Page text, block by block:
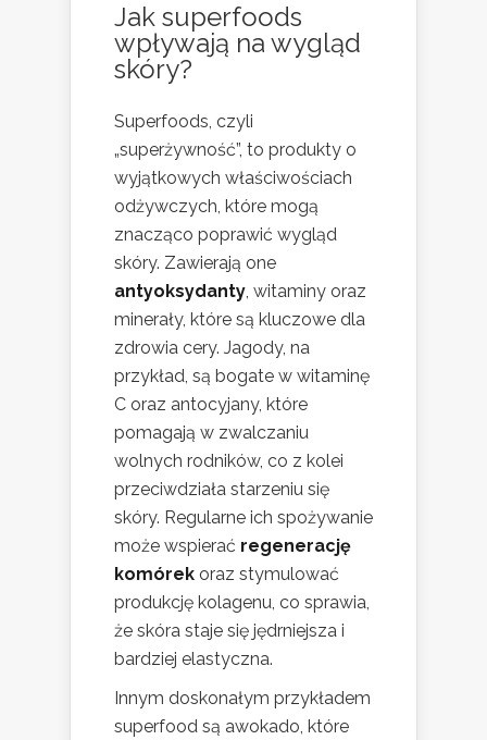
Jak superfoods
wpływają na wygląd
skóry?
Superfoods, czyli
„superżywność”, to produkty o
wyjątkowych właściwościach
odżywczych, które mogą
znacząco poprawić wygląd
skóry. Zawierają one
antyoksydanty, witaminy oraz
minerały, które są kluczowe dla
zdrowia cery. Jagody, na
przykład, są bogate w witaminę
C oraz antocyjany, które
pomagają w zwalczaniu
wolnych rodników, co z kolei
przeciwdziała starzeniu się
skóry. Regularne ich spożywanie
może wspierać regenerację
komórek oraz stymulować
produkcję kolagenu, co sprawia,
że skóra staje się jędrniejsza i
bardziej elastyczna.
Innym doskonałym przykładem
superfood są awokado, które